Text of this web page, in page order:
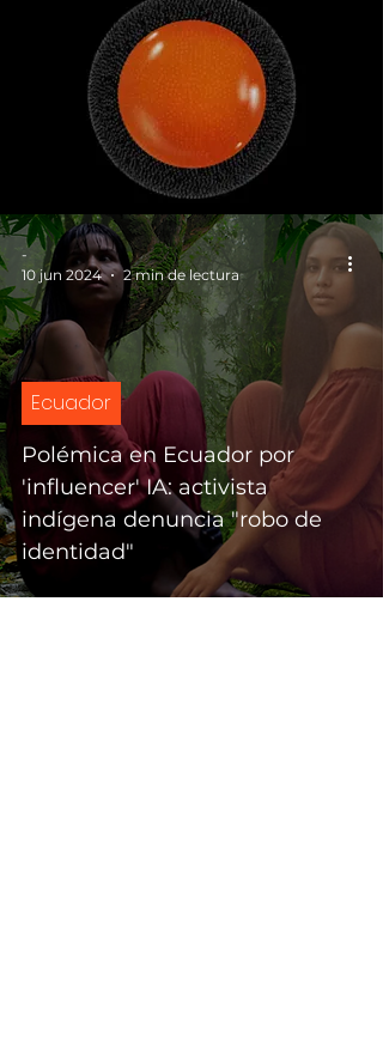
Polémica en Ecuador por
'influencer' IA: activista
indígena denuncia "robo de
identidad"
Ecuador
-
10 jun 2024
2 min de lectura